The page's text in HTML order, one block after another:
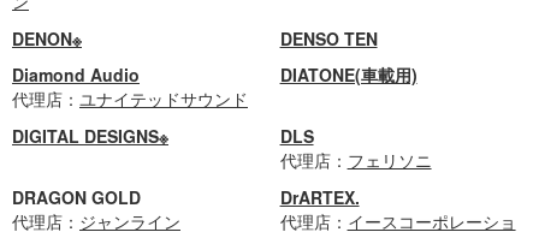
DENON※
DENSO TEN
Diamond Audio
代理店： ユナイテッドサウンド
DIATONE(車載用)
DIGITAL DESIGNS※
DLS
代理店： フェリソニ
DRAGON GOLD
代理店： ジャンライン
DrARTEX.
代理店： イースコーポレーショ